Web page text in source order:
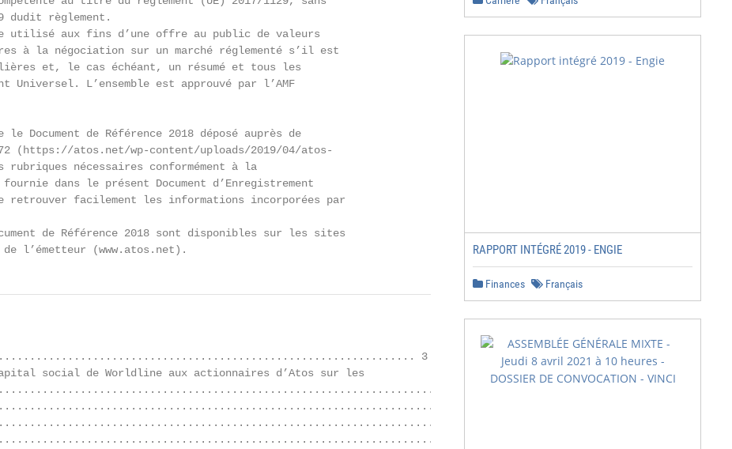
dudit règlement.
utilisé aux fins d’une offre au public de valeurs
à la négociation sur un marché réglementé s’il est
et, le cas échéant, un résumé et tous les
Universel. L’ensemble est approuvé par l’AMF
Document de Référence 2018 déposé auprès de
(https://atos.net/wp-content/uploads/2019/04/atos-
nécessaires conformément à la
dans le présent Document d’Enregistrement
retrouver facilement les informations incorporées par
de Référence 2018 sont disponibles sur les sites
l’émetteur (www.atos.net).
3
social de Worldline aux actionnaires d’Atos sur les
3
6
12
19
RAPPORT INTÉGRÉ 2019 - ENGIE
Finances Français